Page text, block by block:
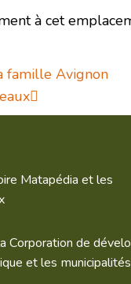
à cet
famille Avignon
Corporation de
et les